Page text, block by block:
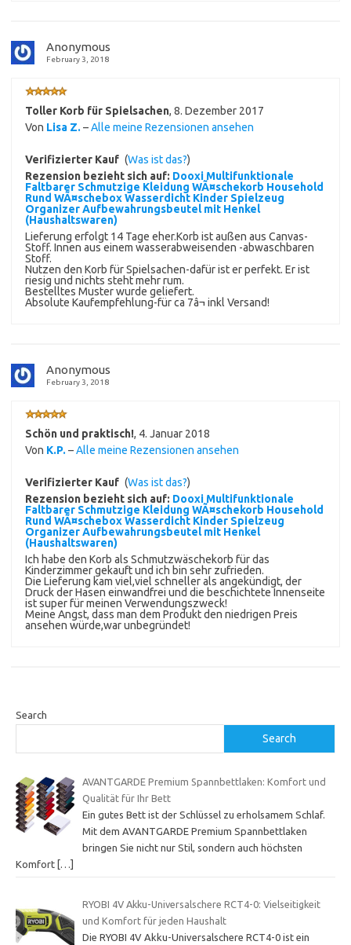
Anonymous
February 3, 2018
Toller Korb für Spielsachen, 8. Dezember 2017
Von Lisa Z. –Alle meine Rezensionen ansehen
Verifizierter Kauf (Was ist das?)
Rezension bezieht sich auf: Dooxi Multifunktionale
Faltbarer Schmutzige Kleidung WÃ¤schekorb Household
Rund WÃ¤schebox Wasserdicht Kinder Spielzeug
Organizer Aufbewahrungsbeutel mit Henkel
(Haushaltswaren)
Lieferung erfolgt 14 Tage eher.Korb ist außen aus Canvas-
Stoff. Innen aus einem wasserabweisenden -abwaschbaren
Stoff.
Nutzen den Korb für Spielsachen-dafür ist er perfekt. Er ist
riesig und nichts steht mehr rum.
Bestelltes Muster wurde geliefert.
Absolute Kaufempfehlung-für ca 7â¬ inkl Versand!
Anonymous
February 3, 2018
Schön und praktisch!, 4. Januar 2018
Von K.P. –Alle meine Rezensionen ansehen
Verifizierter Kauf (Was ist das?)
Rezension bezieht sich auf: Dooxi Multifunktionale
Faltbarer Schmutzige Kleidung WÃ¤schekorb Household
Rund WÃ¤schebox Wasserdicht Kinder Spielzeug
Organizer Aufbewahrungsbeutel mit Henkel
(Haushaltswaren)
Ich habe den Korb als Schmutzwäschekorb für das
Kinderzimmer gekauft und ich bin sehr zufrieden.
Die Lieferung kam viel,viel schneller als angekündigt, der
Druck der Hasen einwandfrei und die beschichtete Innenseite
ist super für meinen Verwendungszweck!
Meine Angst, dass man dem Produkt den niedrigen Preis
ansehen würde,war unbegründet!
Search
Search
AVANTGARDE Premium Spannbettlaken: Komfort und
Qualität für Ihr Bett
Ein gutes Bett ist der Schlüssel zu erholsamem Schlaf.
Mit dem AVANTGARDE Premium Spannbettlaken
bringen Sie nicht nur Stil, sondern auch höchsten
Komfort […]
RYOBI 4V Akku-Universalschere RCT4-0: Vielseitigkeit
und Komfort für jeden Haushalt
Die RYOBI 4V Akku-Universalschere RCT4-0 ist ein